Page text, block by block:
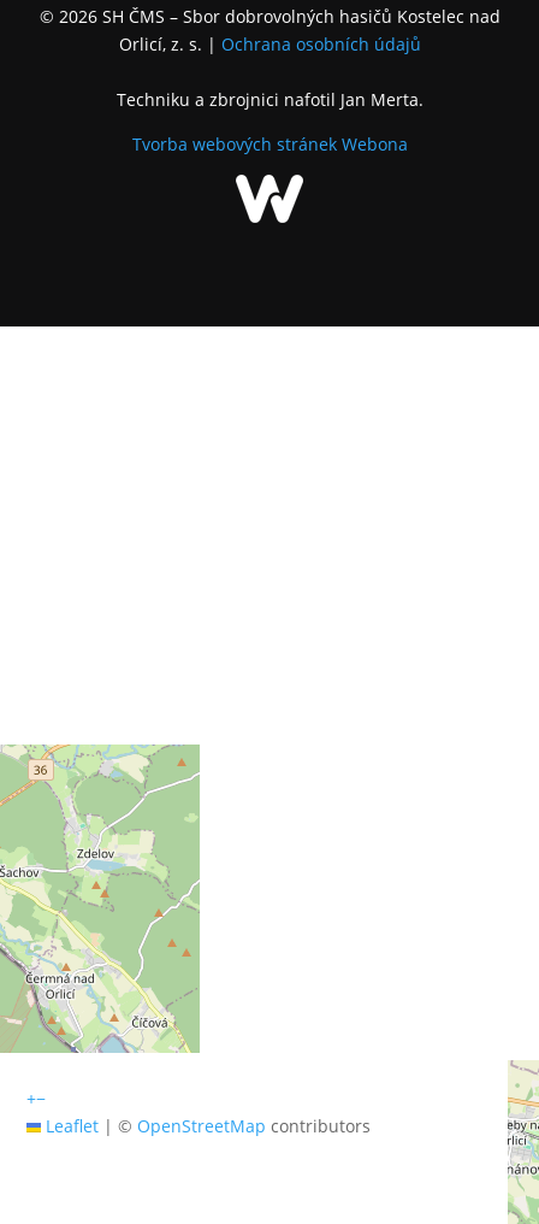
+−
Leaflet | © OpenStreetMap contributors
© 2026 SH ČMS – Sbor dobrovolných hasičů Kostelec nad
Orlicí, z. s. | Ochrana osobních údajů
Techniku a zbrojnici nafotil Jan Merta.
Tvorba webových stránek Webona